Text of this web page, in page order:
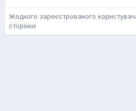
Жодного зареєстрованого
сторінки